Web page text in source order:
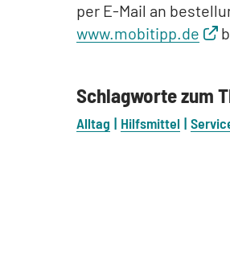
per E-Mail an
www.mobitipp.de
Schlagworte zum
Alltag Hilfsmittel